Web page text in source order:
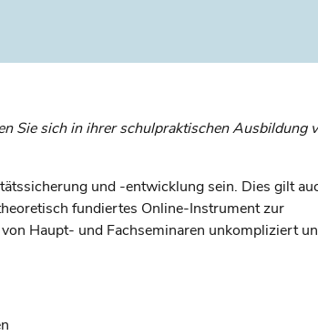
Sie sich in ihrer schulpraktischen Ausbildung
und -entwicklung sein. Dies gilt
fundiertes Online-Instrument zur
Haupt- und Fachseminaren unkompliziert